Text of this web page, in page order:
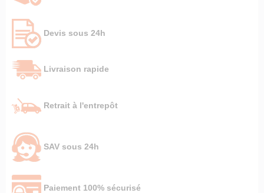
Devis sous 24h
Livraison rapide
Retrait à l'entrepôt
SAV sous 24h
Paiement 100% sécurisé